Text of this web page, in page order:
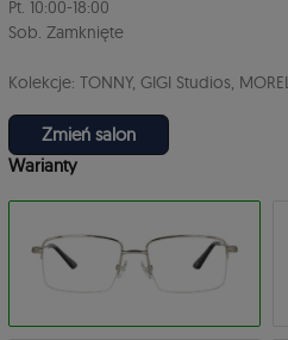
Zmień salon
Pt. 10:00-18:00
Sob. Zamknięte
Kolekcje: TONNY, GIGI Studios, MOREL
Warianty